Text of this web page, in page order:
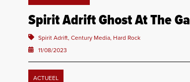
Spirit Adrift Ghost At The
Spirit Adrift, Century Media, Hard Rock
11/08/2023
ACTUEEL